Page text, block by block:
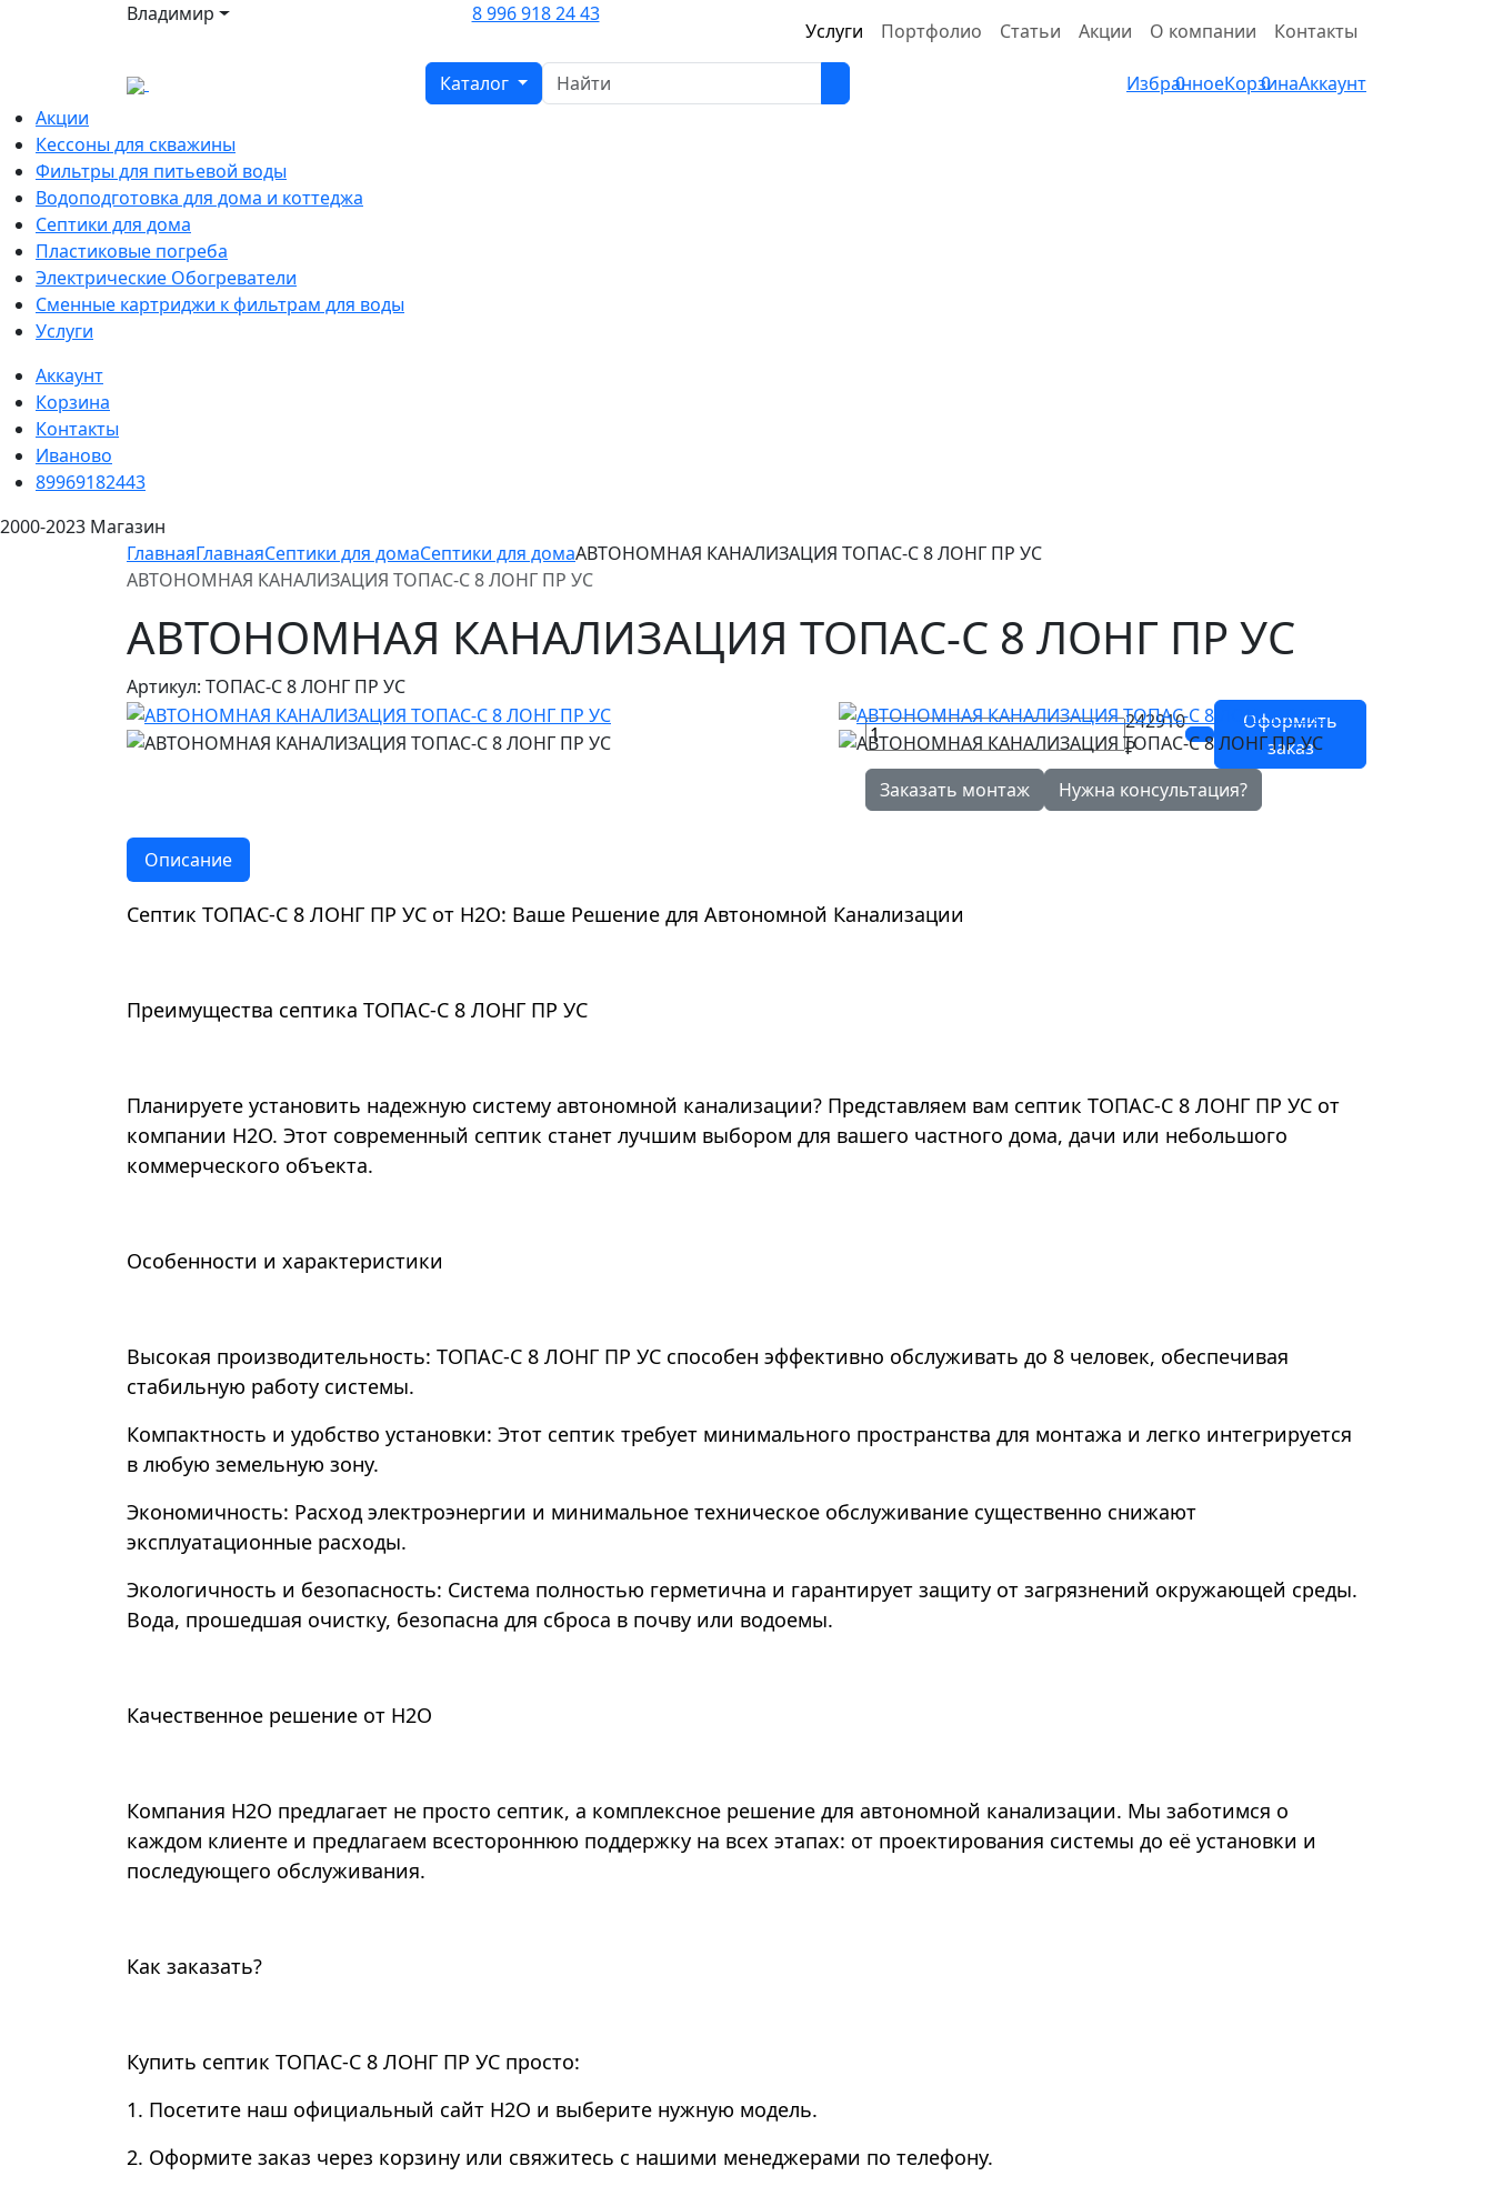
Владимир 8 996 918 24 43
Услуги Портфолио Статьи Акции О компании Контакты
Каталог 0
Избранное 0
КорзинаАккаунт
Акции
Кессоны для скважины
Фильтры для питьевой воды
Водоподготовка для дома и коттеджа
Септики для дома
Пластиковые погреба
Электрические Обогреватели
Сменные картриджи к фильтрам для воды
Услуги
Аккаунт
Корзина
Контакты
Иваново
89969182443
2000-2023 Магазин
ГлавнаяГлавнаяСептики для домаСептики для домаАВТОНОМНАЯ КАНАЛИЗАЦИЯ ТОПАС-С 8 ЛОНГ ПР УС
АВТОНОМНАЯ КАНАЛИЗАЦИЯ ТОПАС-С 8 ЛОНГ ПР УС
АВТОНОМНАЯ КАНАЛИЗАЦИЯ ТОПАС-С 8 ЛОНГ ПР УС
Артикул: ТОПАС-С 8 ЛОНГ ПР УС
242910
₽
Оформить
заказ
Заказать монтаж
Нужна консультация?
Описание
Септик ТОПАС-С 8 ЛОНГ ПР УС от Н2О: Ваше Решение для Автономной Канализации
Преимущества септика ТОПАС-С 8 ЛОНГ ПР УС
Планируете установить надежную систему автономной канализации? Представляем вам септик ТОПАС-С 8 ЛОНГ ПР УС от
компании Н2О. Этот современный септик станет лучшим выбором для вашего частного дома, дачи или небольшого
коммерческого объекта.
Особенности и характеристики
Высокая производительность: ТОПАС-С 8 ЛОНГ ПР УС способен эффективно обслуживать до 8 человек, обеспечивая
стабильную работу системы.
Компактность и удобство установки: Этот септик требует минимального пространства для монтажа и легко интегрируется
в любую земельную зону.
Экономичность: Расход электроэнергии и минимальное техническое обслуживание существенно снижают
эксплуатационные расходы.
Экологичность и безопасность: Система полностью герметична и гарантирует защиту от загрязнений окружающей среды.
Вода, прошедшая очистку, безопасна для сброса в почву или водоемы.
Качественное решение от Н2О
Компания Н2О предлагает не просто септик, а комплексное решение для автономной канализации. Мы заботимся о
каждом клиенте и предлагаем всестороннюю поддержку на всех этапах: от проектирования системы до её установки и
последующего обслуживания.
Как заказать?
Купить септик ТОПАС-С 8 ЛОНГ ПР УС просто:
1. Посетите наш официальный сайт Н2О и выберите нужную модель.
2. Оформите заказ через корзину или свяжитесь с нашими менеджерами по телефону.